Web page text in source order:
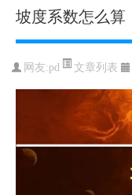
坡度系数怎么算
网友:pd 文章列表